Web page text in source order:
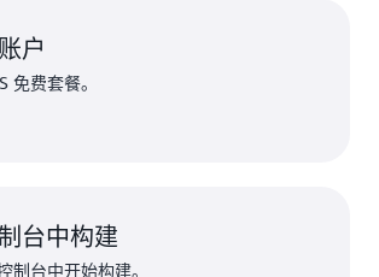
户
免费套餐。
台中构建
制台中开始构建。